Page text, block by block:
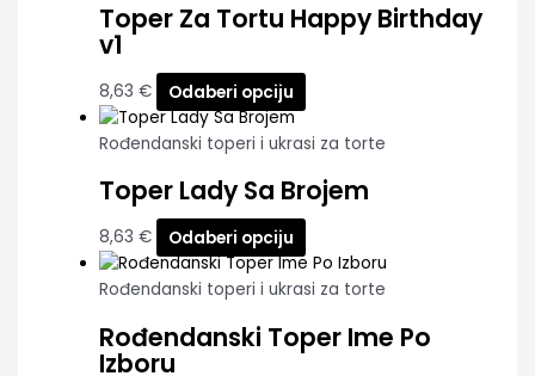
Toper Za Tortu Happy Birthday
v1
8,63 € Odaberi opciju
Rođendanski toperi i ukrasi za torte
Toper Lady Sa Brojem
8,63 € Odaberi opciju
Rođendanski toperi i ukrasi za torte
Rođendanski Toper Ime Po
Izboru